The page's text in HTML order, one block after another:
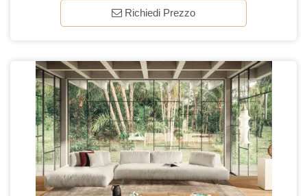
Richiedi Prezzo